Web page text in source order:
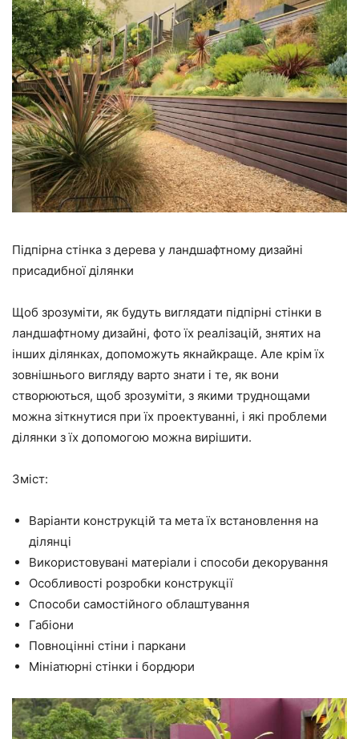
Підпірна стінка з дерева у ландшафтному дизайні
присадибної ділянки
Щоб зрозуміти, як будуть виглядати підпірні стінки в
ландшафтному дизайні, фото їх реалізацій, знятих на
інших ділянках, допоможуть якнайкраще. Але крім їх
зовнішнього вигляду варто знати і те, як вони
створюються, щоб зрозуміти, з якими труднощами
можна зіткнутися при їх проектуванні, і які проблеми
ділянки з їх допомогою можна вирішити.
Зміст:
Варіанти конструкцій та мета їх встановлення на
ділянці
Використовувані матеріали і способи декорування
Особливості розробки конструкції
Способи самостійного облаштування
Габіони
Повноцінні стіни і паркани
Мініатюрні стінки і бордюри